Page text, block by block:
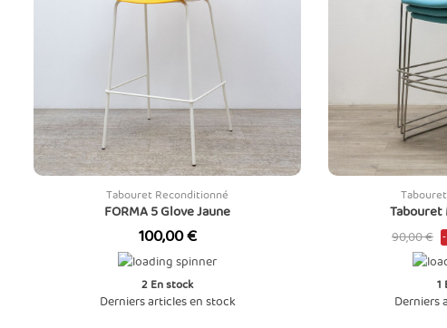
Tabouret Reconditionné
FORMA 5 Glove Jaune
Prix
100,00 €
2 En stock
Derniers articles en stock
Tabouret
Prix
90,00 €
1
Derniers